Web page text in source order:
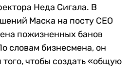
Неда Сигала. В
Маска на посту СЕО
пожизненных банов
словам бизнесмена, он
чтобы создать «общую